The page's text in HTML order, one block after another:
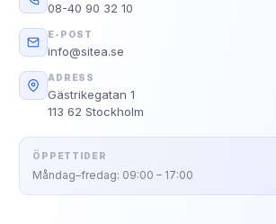
08-40 90 32 10
E-POST
info@sitea.se
ADRESS
Gästrikegatan 1
113 62 Stockholm
ÖPPETTIDER
Måndag–fredag: 09:00 – 17:00